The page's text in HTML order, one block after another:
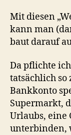
Mit diesen
kann man
baut darauf
Da pflichte
tatsächlich so
Bankkonto
Supermarkt,
Urlaubs, eine
unterbinden,